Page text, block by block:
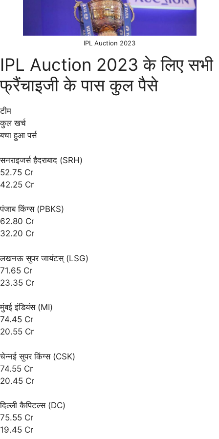
IPL Auction 2023
IPL Auction 2023 के लिए सभी
फ्रैंचाइजी के पास कुल पैसे
टीम
कुल खर्च
बचा हुआ पर्स
सनराइजर्स हैदराबाद (SRH)
52.75 Cr
42.25 Cr
पंजाब किंग्स (PBKS)
62.80 Cr
32.20 Cr
लखनऊ सुपर जायंटस् (LSG)
71.65 Cr
23.35 Cr
मुंबई इंडियंस (MI)
74.45 Cr
20.55 Cr
चेन्नई सुपर किंग्स (CSK)
74.55 Cr
20.45 Cr
दिल्ली कैपिटल्स (DC)
75.55 Cr
19.45 Cr